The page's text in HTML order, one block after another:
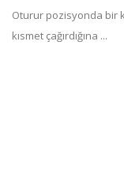
Oturur pozisyonda bir
kısmet çağırdığına ...